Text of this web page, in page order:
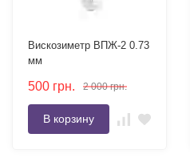
Вискозиметр ВПЖ-2 0.73
мм
500 грн. 2 000 грн.
В корзину